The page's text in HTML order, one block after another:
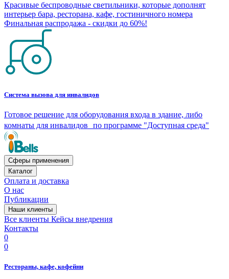
Красивые беспроводные светильники, которые дополнят
интерьер бара, ресторана, кафе, гостиничного номера
Финальная распродажа - скидки до 60%!
Система вызова для инвалидов
Готовое решение для оборудования входа в здание, либо
комнаты для инвалидов по программе "Доступная среда"
Сферы применения
Каталог
Оплата и доставка
О нас
Публикации
Наши клиенты
Все клиенты Кейсы внедрения
Контакты
0
0
Рестораны, кафе, кофейни